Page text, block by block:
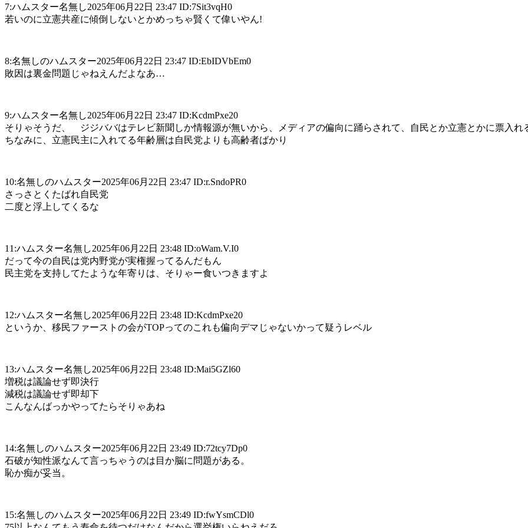
7:ハムスター名無し2025年06月22日 23:47 ID:7Sit3vqH0
若いのに立憲共産に傾倒しないとかめっちゃ賢くて偉いやん!
8:名無しのハムスター2025年06月22日 23:47 ID:EbIDVbEm0
敗因は裏金問題じゃねえんだよなあ…
9:ハムスター名無し2025年06月22日 23:47 ID:KcdmPxe20
そりゃそうだ、 ジジババはテレビ新聞しか情報源が無いから、メディアの偏向に踊らされて、自民とか立憲とかに票入れ
ちなみに、立憲民主に入れてる年齢層は自民党よりも高齢者ばかり
10:名無しのハムスター2025年06月22日 23:47 ID:r.SndoPR0
さっさとくたばれ自民党
二度と浮上してくるな
11:ハムスター名無し2025年06月22日 23:48 ID:oWam.V.I0
だって今の自民は党内野党が実権握ってるんだもん
民主党を支持してたような年寄りは、そりゃー食いつきますよ
12:ハムスター名無し2025年06月22日 23:48 ID:KcdmPxe20
というか、移民ファーストの会がTOPってのこれも偏向デマじゃないかって疑うレベル
13:ハムスター名無し2025年06月22日 23:48 ID:Mai5GZl60
増税は議論せず即決行
減税は議論せず即却下
こんなんばっかやってたらそりゃあね
14:名無しのハムスター2025年06月22日 23:49 ID:72tcy7Dp0
石破が知性派なんて言っちゃうのは目か脳に問題がある。
恥か痴が妥当。
15:名無しのハムスター2025年06月22日 23:49 ID:fwYsmCDl0